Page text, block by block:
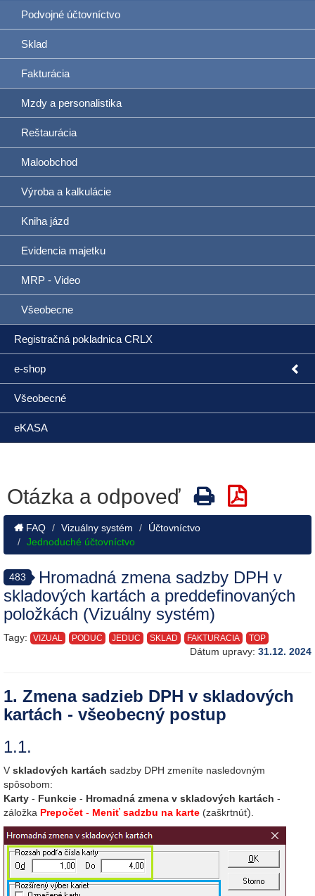
Podvojné účtovníctvo
Sklad
Fakturácia
Mzdy a personalistika
Reštaurácia
Maloobchod
Výroba a kalkulácie
Kniha jázd
Evidencia majetku
MRP - Video
Všeobecne
Registračná pokladnica CRLX
e-shop
Všeobecné
eKASA
Otázka a odpoveď
FAQ Vizuálny systém
Účtovníctvo
Jednoduché účtovníctvo
483
Hromadná zmena sadzby DPH v
skladových kartách a preddefinovaných
položkách (Vizuálny systém)
Tagy: VIZUAL PODUC JEDUC SKLAD FAKTURACIA TOP
Dátum upravy: 31.12. 2024
1. Zmena sadzieb DPH v skladových
kartách - všeobecný postup
1.1.
V skladových kartách sadzby DPH zmeníte nasledovným
spôsobom:
Karty - Funkcie - Hromadná zmena v skladových kartách -
záložka Prepočet - Meniť sadzbu na karte (zaškrtnúť).